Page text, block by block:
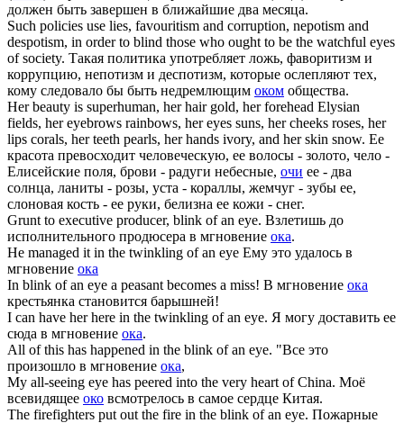
должен быть завершен в ближайшие два месяца.
Such policies use lies, favouritism and corruption, nepotism and
despotism, in order to blind those who ought to be the watchful eyes
of society. Такая политика употребляет ложь, фаворитизм и
коррупцию, непотизм и деспотизм, которые ослепляют тех,
кому следовало бы быть недремлющим оком общества.
Her beauty is superhuman, her hair gold, her forehead Elysian
fields, her eyebrows rainbows, hereyes suns, her cheeks roses, her
lips corals, her teeth pearls, her hands ivory, and her skin snow. Ее
красота превосходит человеческую, ее волосы - золото, чело -
Елисейские поля, брови - радуги небесные, очи ее - два
солнца, ланиты - розы, уста - кораллы, жемчуг - зубы ее,
слоновая кость - ее руки, белизна ее кожи - снег.
Grunt to executive producer, blink of an eye. Взлетишь до
исполнительного продюсера в мгновение ока.
He managed it in the twinkling of an eye Ему это удалось в
мгновение ока
In blink of an eye a peasant becomes a miss! В мгновение ока
крестьянка становится барышней!
I can have her here in the twinkling of an eye. Я могу доставить ее
сюда в мгновение ока.
All of this has happened in the blink of an eye. "Все это
произошло в мгновение ока,
My all-seeing eye has peered into the very heart of China. Моё
всевидящее око всмотрелось в самое сердце Китая.
The firefighters put out the fire in the blink of an eye. Пожарные